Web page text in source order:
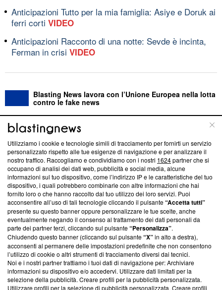
Anticipazioni Tutto per la mia famiglia: Asiye e Doruk ai
ferri corti VIDEO
Anticipazioni Racconto di una notte: Sevde è incinta,
Ferman in crisi VIDEO
Blasting News lavora con l’Unione Europea nella lotta
contro le fake news
ABOUT LINEA EDITORIALE
Questa sezione offre informazioni trasparenti su Blasting
News, sui nostri processi editoriali e su come ci impegniamo a
creare news di qualità. Inoltre, afferma la nostra aderenza a
‘Trust Project - News with Integrity’Blasting News non è
ancora membro del programma, ma ha richiesto di farne
parte; Trust Project non ha ancora effettuato una verifica di
conformità agli standard.
Su di noi
Team editoriale
Corporate
Redazione
Utilizziamo i cookie e tecnologie simili di tracciamento per fornirti un servizio
personalizzato rispetto alle tue esigenze di navigazione e per analizzare il
nostro traffico. Raccogliamo e condividiamo con i nostri 1624partner che si
occupano di analisi dei dati web, pubblicità e social media, alcune
informazioni sul tuo dispositivo, come l’indirizzo IP e le caratteristiche del tuo
dispositivo, i quali potrebbero combinarle con altre informazioni che hai
fornito loro o che hanno raccolto dal tuo utilizzo dei loro servizi. Puoi
acconsentire all’uso di tali tecnologie cliccando il pulsante“Accetta tutti”
presente su questo banner oppure personalizzare le tue scelte, anche
eventualmente negando il consenso al trattamento dei dati personali da
parte dei partner terzi, cliccando sul pulsante“Personalizza”.
Chiudendo questo banner (cliccando sul pulsante“X”in alto a destra),
acconsenti al permanere delle impostazioni predefinite che non consentono
l’utilizzo di cookie o altri strumenti di tracciamento diversi dai tecnici.
Noi e i nostri partner trattiamo i tuoi dati di navigazione per: Archiviare
informazioni su dispositivo e/o accedervi. Utilizzare dati limitati per la
selezione della pubblicità. Creare profili per la pubblicità personalizzata.
Utilizzare profili per la selezione di pubblicità personalizzata. Creare profili